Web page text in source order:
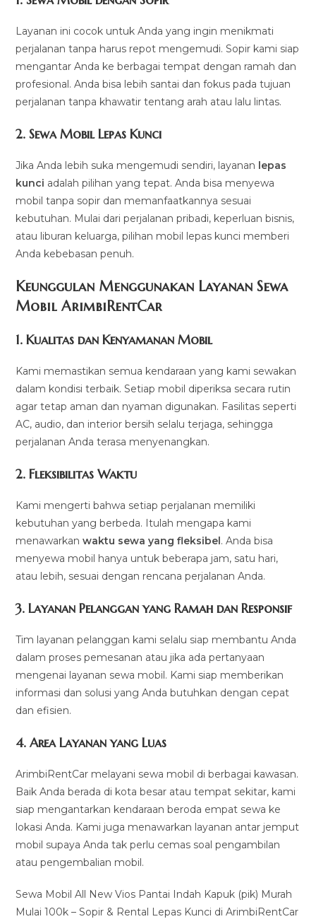
Layanan ini cocok untuk Anda yang ingin menikmati
perjalanan tanpa harus repot mengemudi. Sopir kami siap
mengantar Anda ke berbagai tempat dengan ramah dan
profesional. Anda bisa lebih santai dan fokus pada tujuan
perjalanan tanpa khawatir tentang arah atau lalu lintas.
2.Sewa Mobil Lepas Kunci
Jika Anda lebih suka mengemudi sendiri, layanan lepas
kunci adalah pilihan yang tepat. Anda bisa menyewa
mobil tanpa sopir dan memanfaatkannya sesuai
kebutuhan. Mulai dari perjalanan pribadi, keperluan bisnis,
atau liburan keluarga, pilihan mobil lepas kunci memberi
Anda kebebasan penuh.
Keunggulan Menggunakan Layanan Sewa
Mobil ArimbiRentCar
1.Kualitas dan Kenyamanan Mobil
Kami memastikan semua kendaraan yang kami sewakan
dalam kondisi terbaik. Setiap mobil diperiksa secara rutin
agar tetap aman dan nyaman digunakan. Fasilitas seperti
AC, audio, dan interior bersih selalu terjaga, sehingga
perjalanan Anda terasa menyenangkan.
2.Fleksibilitas Waktu
Kami mengerti bahwa setiap perjalanan memiliki
kebutuhan yang berbeda. Itulah mengapa kami
menawarkanwaktu sewa yang fleksibel. Anda bisa
menyewa mobil hanya untuk beberapa jam, satu hari,
atau lebih, sesuai dengan rencana perjalanan Anda.
3.Layanan Pelanggan yang Ramah dan Responsif
Tim layanan pelanggan kami selalu siap membantu Anda
dalam proses pemesanan atau jika ada pertanyaan
mengenai layanan sewa mobil. Kami siap memberikan
informasi dan solusi yang Anda butuhkan dengan cepat
dan efisien.
4.Area Layanan yang Luas
ArimbiRentCar melayani sewa mobil di berbagai kawasan.
Baik Anda berada di kota besar atau tempat sekitar, kami
siap mengantarkan kendaraan beroda empat sewa ke
lokasi Anda. Kami juga menawarkan layanan antar jemput
mobil supaya Anda tak perlu cemas soal pengambilan
atau pengembalian mobil.
Sewa Mobil All New Vios Pantai Indah Kapuk (pik) Murah
Mulai 100k – Sopir & Rental Lepas Kunci di ArimbiRentCar